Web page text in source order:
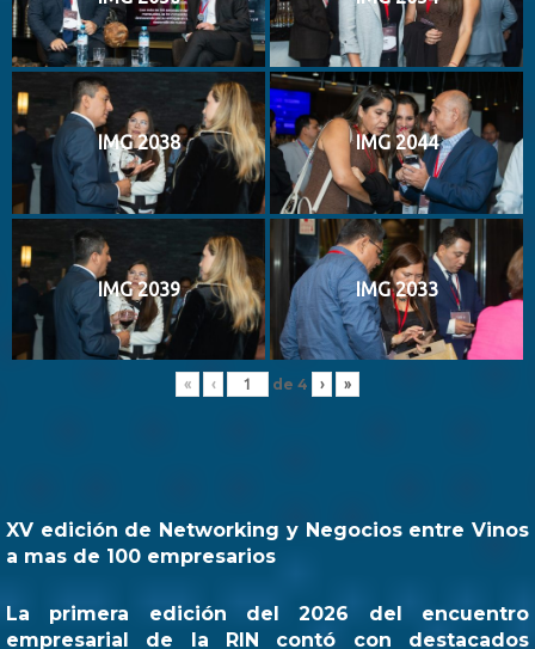
IMG 2038 IMG 2044
IMG 2039 IMG 2033
« ‹ de 4 › »
XV edición de Networking y Negocios entre Vinos
a mas de 100 empresarios
La primera edición del 2026 del encuentro
empresarial de la RIN contó con destacados